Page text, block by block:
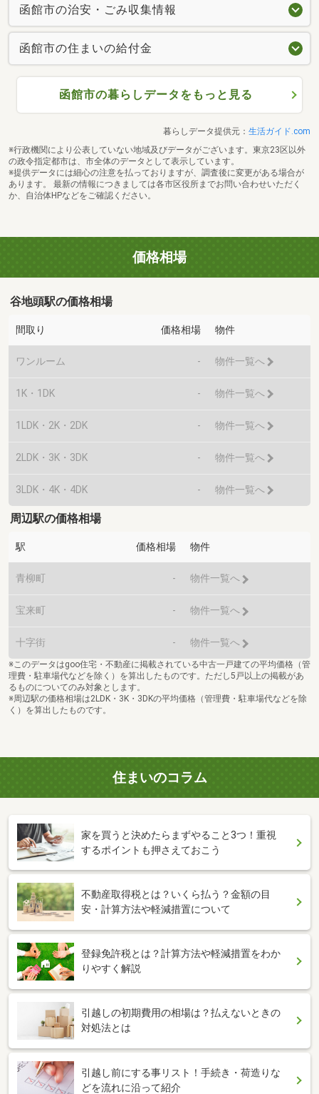
函館市の治安・ごみ収集情報
函館市の住まいの給付金
函館市の暮らしデータをもっと見る
暮らしデータ提供元： 生活ガイド.com
※行政機関により公表していない地域及びデータがございます。東京23区以外
の政令指定都市は、市全体のデータとして表示しています。
※提供データには細心の注意を払っておりますが、調査後に変更がある場合が
あります。 最新の情報につきましては各市区役所までお問い合わせいただく
か、自治体HPなどをご確認ください。
価格相場
谷地頭駅の価格相場
間取り 価格相場 物件
ワンルーム - 物件一覧へ
1K・1DK - 物件一覧へ
1LDK・2K・2DK - 物件一覧へ
2LDK・3K・3DK - 物件一覧へ
3LDK・4K・4DK - 物件一覧へ
周辺駅の価格相場
駅 価格相場 物件
青柳町 - 物件一覧へ
宝来町 - 物件一覧へ
十字街 - 物件一覧へ
※このデータはgoo住宅・不動産に掲載されている中古一戸建ての平均価格（管
理費・駐車場代などを除く）を算出したものです。ただし5戸以上の掲載があ
るものについてのみ対象とします。
※周辺駅の価格相場は2LDK・3K・3DKの平均価格（管理費・駐車場代などを除
く）を算出したものです。
住まいのコラム
家を買うと決めたらまずやること3つ！重視
するポイントも押さえておこう
不動産取得税とは？いくら払う？金額の目
安・計算方法や軽減措置について
登録免許税とは？計算方法や軽減措置をわか
りやすく解説
引越しの初期費用の相場は？払えないときの
対処法とは
引越し前にする事リスト！手続き・荷造りな
どを流れに沿って紹介